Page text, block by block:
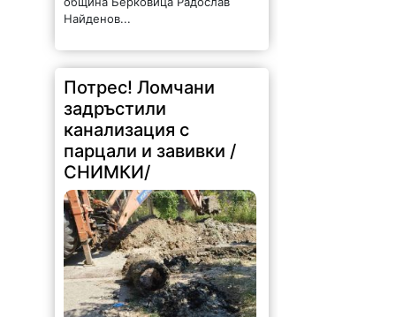
Найденов...
Потрес! Ломчани
задръстили
канализация с
парцали и завивки /
СНИМКИ/